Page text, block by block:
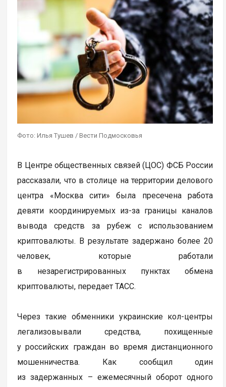
Фото: Илья Тушев / Вести Подмосковья
В Центре общественных связей (ЦОС) ФСБ России
рассказали, что в столице на территории делового
центра «Москва сити» была пресечена работа
девяти координируемых из-за границы каналов
вывода средств за рубеж с использованием
криптовалюты. В результате задержано более 20
человек, которые работали
в незарегистрированных пунктах обмена
криптовалюты, передает ТАСС.
Через такие обменники украинские кол-центры
легализовывали средства, похищенные
у российских граждан во время дистанционного
мошенничества. Как сообщил один
из задержанных – ежемесячный оборот одного